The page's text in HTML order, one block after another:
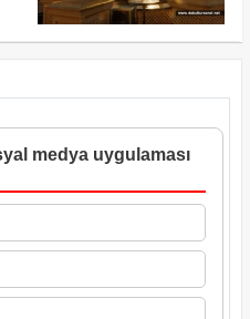
medya uygulaması